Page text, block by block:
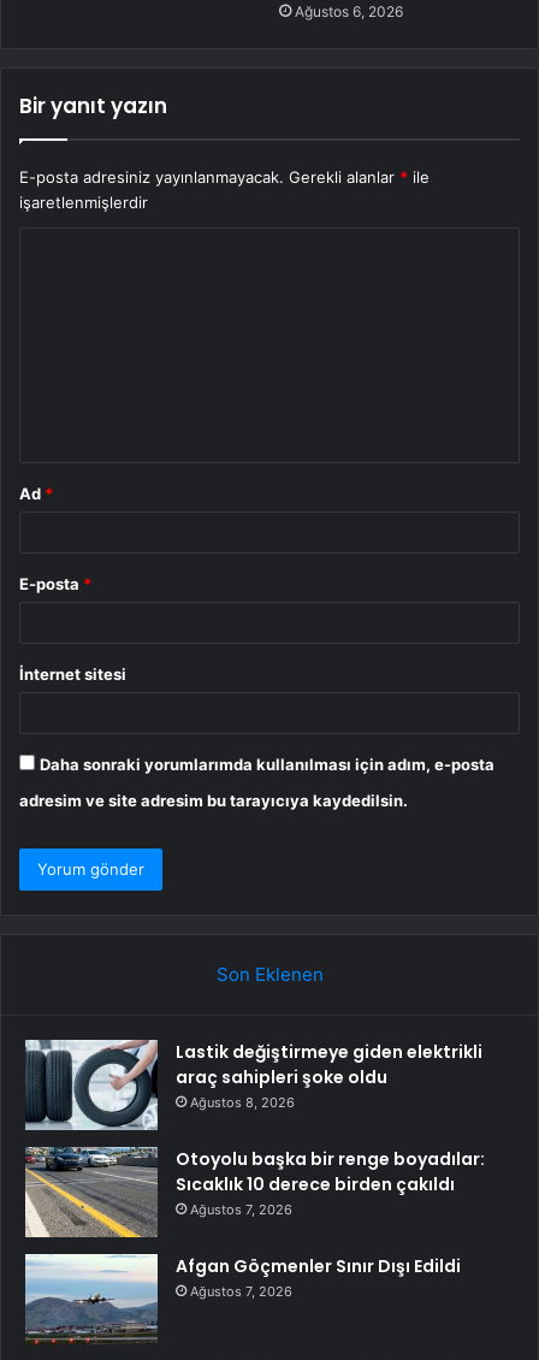
Ağustos 6, 2026
Bir yanıt yazın
E-posta adresiniz yayınlanmayacak. Gerekli alanlar * ile
işaretlenmişlerdir
Ad *
E-posta *
İnternet sitesi
Daha sonraki yorumlarımda kullanılması için adım, e-posta
adresim ve site adresim bu tarayıcıya kaydedilsin.
Son Eklenen
Lastik değiştirmeye giden elektrikli
araç sahipleri şoke oldu
Ağustos 8, 2026
Otoyolu başka bir renge boyadılar:
Sıcaklık 10 derece birden çakıldı
Ağustos 7, 2026
Afgan Göçmenler Sınır Dışı Edildi
Ağustos 7, 2026